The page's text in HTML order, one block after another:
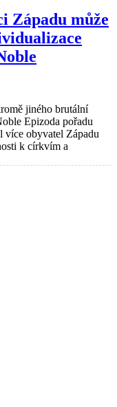
Západu může
jiného brutální
Epizoda pořadu
více obyvatel Západu
k církvím a